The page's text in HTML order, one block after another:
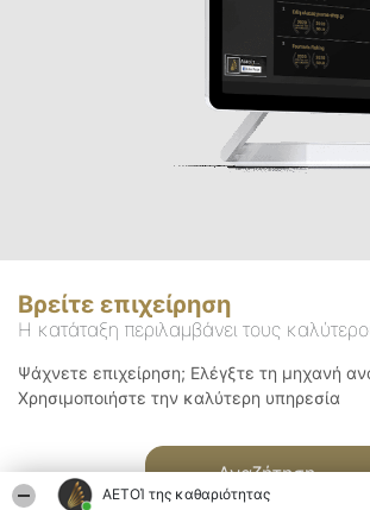
ΑΕΤΟΊ της καθαριότητας
Βρείτε επιχείρηση
Η κατάταξη περιλαμβάνει τους
Ψάχνετε επιχείρηση; Ελέγξτε τη μηχανή
Χρησιμοποιήστε την καλύτερη υπηρεσία
Αναζήτηση